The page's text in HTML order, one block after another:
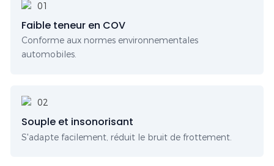
Faible teneur en COV
Conforme aux normes environnementales
automobiles.
Souple et insonorisant
S'adapte facilement, réduit le bruit de frottement.